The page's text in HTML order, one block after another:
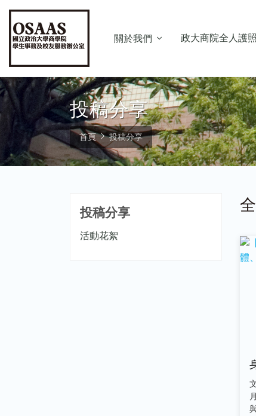
關於我們 政大商院全人護照
投稿分享
首頁 投稿分享
投稿分享
活動花絮